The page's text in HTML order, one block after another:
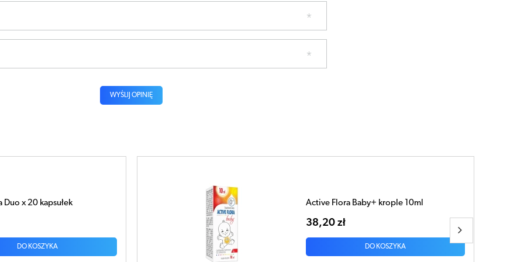
WYŚLIJ OPINIĘ
Baby+ krople 10ml
DO KOSZYKA
Active Flora Duo x 10 kapsułek
20,80 zł
DO KOSZYKA